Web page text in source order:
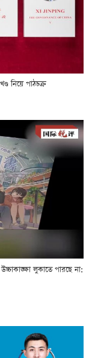
নিয়ে পাঠচক্র
লুকাতে পারছে না: